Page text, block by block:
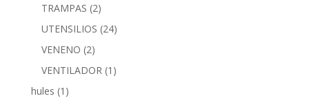
TRAMPAS (2)
UTENSILIOS (24)
VENENO (2)
VENTILADOR (1)
hules (1)